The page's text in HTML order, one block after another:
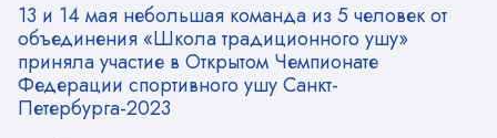
13 и 14 мая небольшая команда из 5 человек от
объединения «Школа традиционного ушу»
приняла участие в Открытом Чемпионате
Федерации спортивного ушу Санкт-
Петербурга-2023